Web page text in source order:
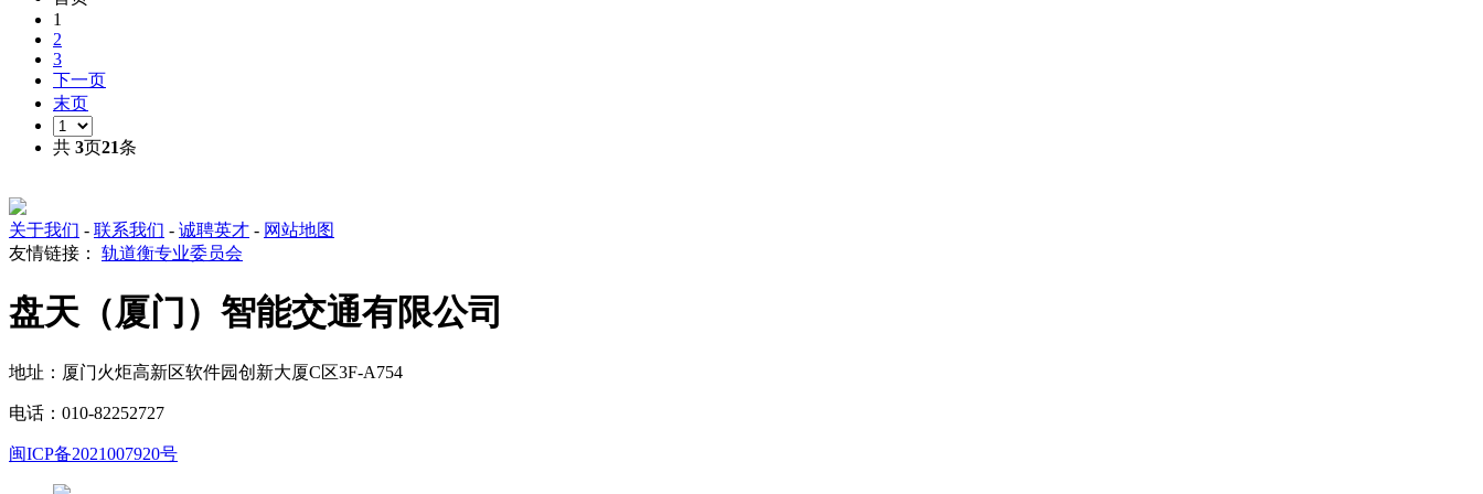
1
2
3
下一页
末页
共 3页21条
关于我们 - 联系我们 - 诚聘英才 - 网站地图
友情链接： 轨道衡专业委员会
盘天（厦门）智能交通有限公司
地址：厦门火炬高新区软件园创新大厦C区3F-A754
电话：010-82252727
闽ICP备2021007920号